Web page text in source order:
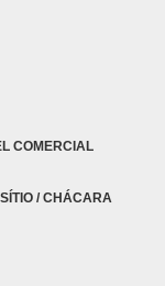
COMERCIAL
SÍTIO / CHÁCARA